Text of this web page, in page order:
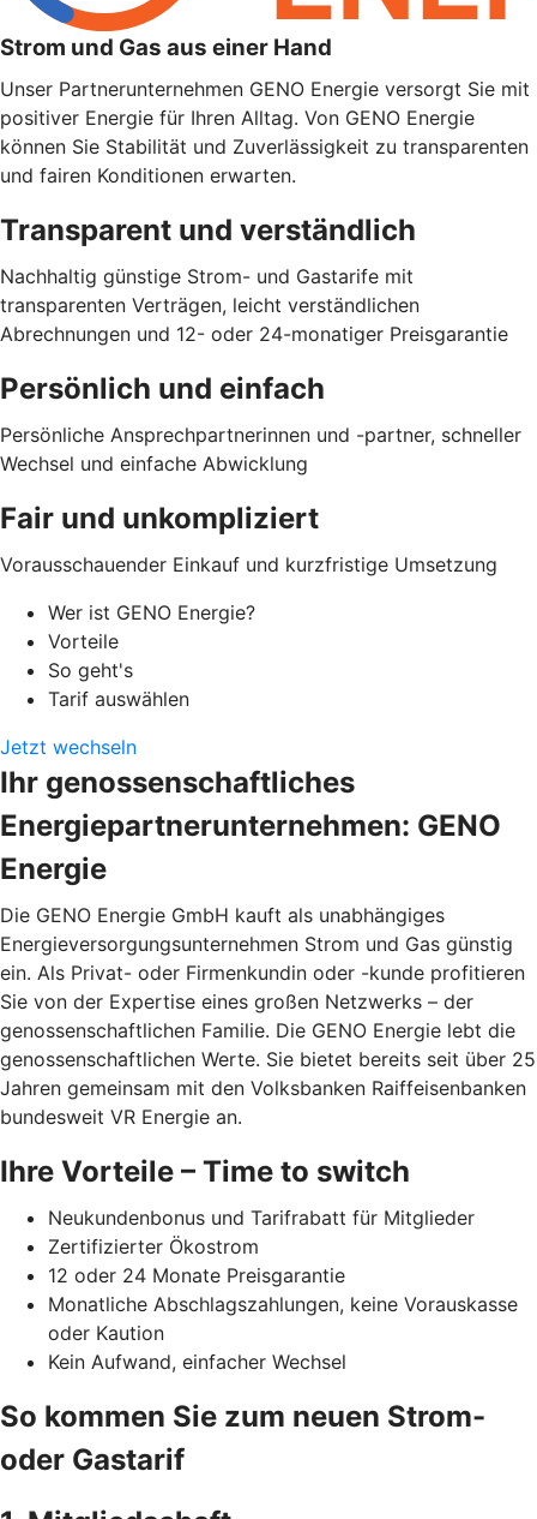
Strom und Gas aus einer Hand
Unser Partnerunternehmen GENO Energie versorgt Sie mit
positiver Energie für Ihren Alltag. Von GENO Energie
können Sie Stabilität und Zuverlässigkeit zu transparenten
und fairen Konditionen erwarten.
Transparent und verständlich
Nachhaltig günstige Strom- und Gastarife mit
transparenten Verträgen, leicht verständlichen
Abrechnungen und 12- oder 24-monatiger Preisgarantie
Persönlich und einfach
Persönliche Ansprechpartnerinnen und -partner, schneller
Wechsel und einfache Abwicklung
Fair und unkompliziert
Vorausschauender Einkauf und kurzfristige Umsetzung
Wer ist GENO Energie?
Vorteile
So geht's
Tarif auswählen
Jetzt wechseln
Ihr genossenschaftliches
Energiepartnerunternehmen: GENO
Energie
Die GENO Energie GmbH kauft als unabhängiges
Energieversorgungsunternehmen Strom und Gas günstig
ein. Als Privat- oder Firmenkundin oder -kunde profitieren
Sie von der Expertise eines großen Netzwerks – der
genossenschaftlichen Familie. Die GENO Energie lebt die
genossenschaftlichen Werte. Sie bietet bereits seit über 25
Jahren gemeinsam mit den Volksbanken Raiffeisenbanken
bundesweit VR Energie an.
Ihre Vorteile – Time to switch
Neukundenbonus und Tarifrabatt für Mitglieder
Zertifizierter Ökostrom
12 oder 24 Monate Preisgarantie
Monatliche Abschlagszahlungen, keine Vorauskasse
oder Kaution
Kein Aufwand, einfacher Wechsel
So kommen Sie zum neuen Strom-
oder Gastarif